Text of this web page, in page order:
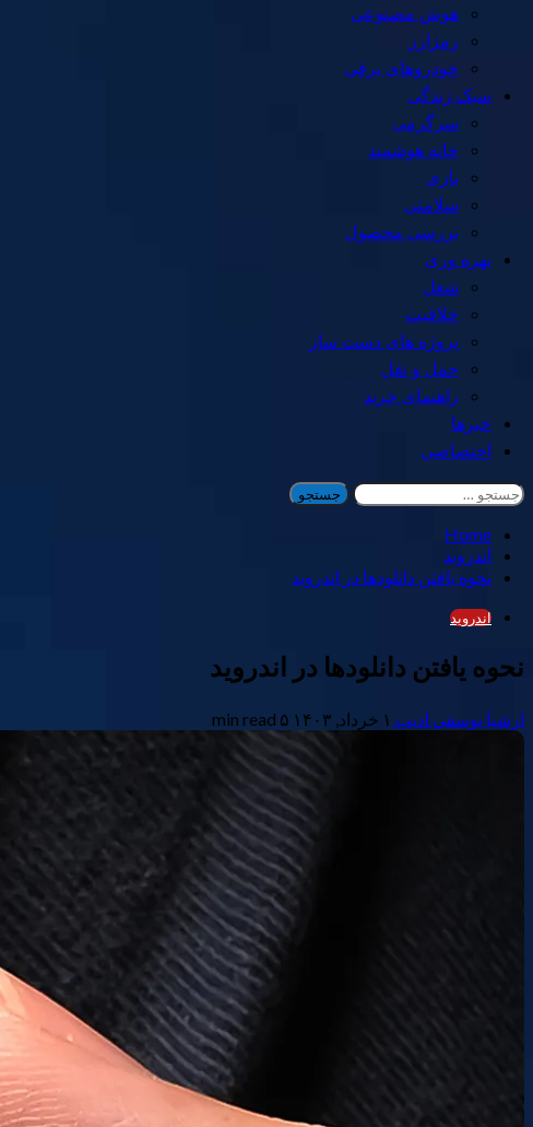
هوش مصنوعی
رمزارز
خودروهای برقی
سبک زندگی
سرگرمی
خانه هوشمند
بازی
سلامتی
بررسی محصول
بهره وری
شغل
خلاقیت
پروژه های دست ساز
حمل و نقل
راهنمای خرید
خبرها
اختصاصی
جستجو
برای:
Home
اندروید
نحوه یافتن دانلودها در اندروید
اندروید
نحوه یافتن دانلودها در اندروید
ارشیا یوسفی ادیب ۱ خرداد, ۱۴۰۳ ۵ min read